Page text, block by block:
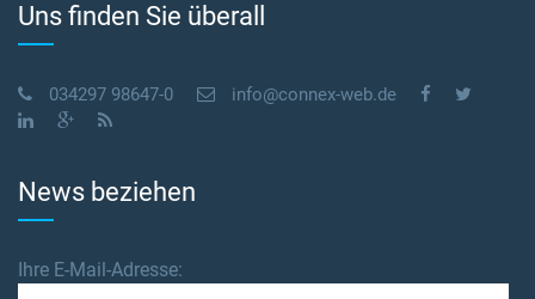
Uns finden Sie überall
034297 98647-0 info@connex-web.de
News beziehen
Ihre E-Mail-Adresse: